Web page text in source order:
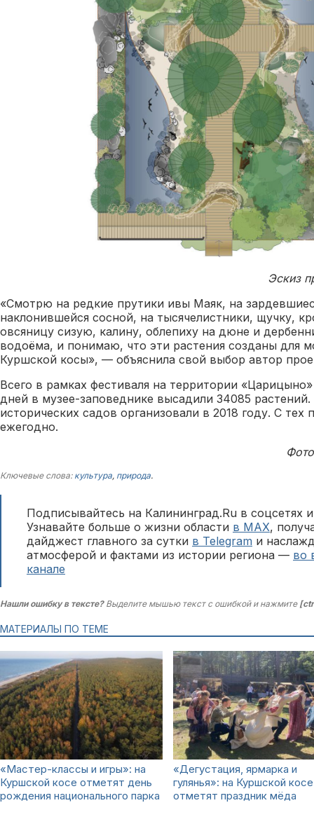
Эскиз
«Смотрю на редкие прутики ивы Маяк, на
наклонившейся сосной, на тысячелистники, щучку,
овсяницу сизую, калину, облепиху на дюне и
водоёма, и понимаю, что эти растения созданы для
Куршской косы», — объяснила свой выбор автор
Всего в рамках фестиваля на территории
дней в музее-заповеднике высадили 34085
исторических садов организовали в 2018 году. С тех
ежегодно.
Ключевые слова: культура, природа.
Подписывайтесь на Калининград.Ru в соцсетях
Узнавайте больше о жизни области в MAX,
дайджест главного за сутки в Telegram и
атмосферой и фактами из истории региона — во
канале
Нашли ошибку в тексте?Выделите мышью текст с ошибкой и нажмите
МАТЕРИАЛЫ ПО ТЕМЕ
«Мастер-классы и игры»: на
Куршской косе отметят день
рождения национального парка
«Дегустация, ярмарка и
гулянья»: на Куршской косе
отметят праздник мёда